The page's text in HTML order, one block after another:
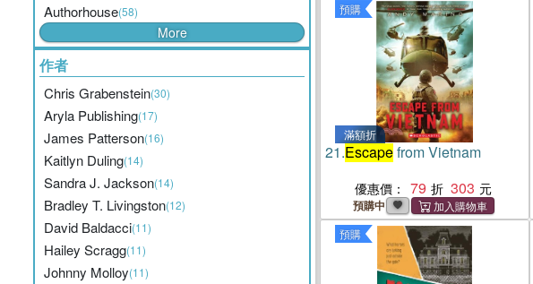
Authorhouse(58)
More
作者
Chris Grabenstein(30)
Aryla Publishing(17)
James Patterson(16)
Kaitlyn Duling(14)
Sandra J. Jackson(14)
Bradley T. Livingston(12)
David Baldacci(11)
Hailey Scragg(11)
Johnny Molloy(11)
預購
滿額折
21.Escapefrom Vietnam
優惠價： 79 303
預購中
預購